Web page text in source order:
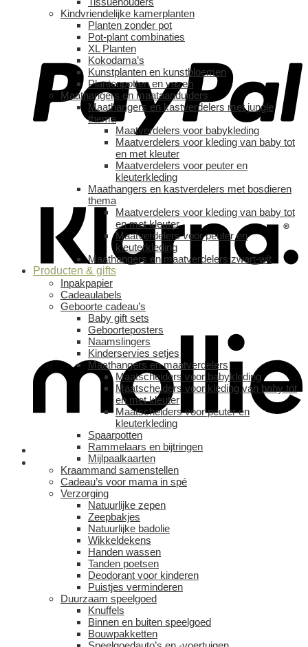
Kindvriendelijke kamerplanten
Planten zonder pot
Pot-plant combinaties
XL Planten
Kokodama’s
Kunstplanten en kunstbloemen
Plantenpotten en vazen
Maathangers en maataanduiders
Maathangers en kastverdelers met jungle
thema
Maatverdelers voor babykleding
Maatverdelers voor kleding van baby tot
en met kleuter
Maatverdelers voor peuter en
kleuterkleding
Maathangers en kastverdelers met bosdieren
thema
Maatverdelers voor kleding van baby tot
en met kleuter
Maatverdelers voor peuter en
kleuterkleding
Maathangers en maatverdelers zwart-wit
Producten & gifts
Inpakpapier
Cadeaulabels
Geboorte cadeau’s
Baby gift sets
Geboorteposters
Naamslingers
Kinderservies setjes
Maathangers en maatverdelers
Maatscheiders voor babykleding
Maatscheiders voor kleding van baby tot
en met kleuter
Maatscheiders voor peuter en
kleuterkleding
Spaarpotten
Rammelaars en bijtringen
Mijlpaalkaarten
Kraammand samenstellen
Cadeau’s voor mama in spé
Verzorging
Natuurlijke zepen
Zeepbakjes
Natuurlijke badolie
Wikkeldekens
Handen wassen
Tanden poetsen
Deodorant voor kinderen
Puistjes verminderen
Duurzaam speelgoed
Knuffels
Binnen en buiten speelgoed
Bouwpakketten